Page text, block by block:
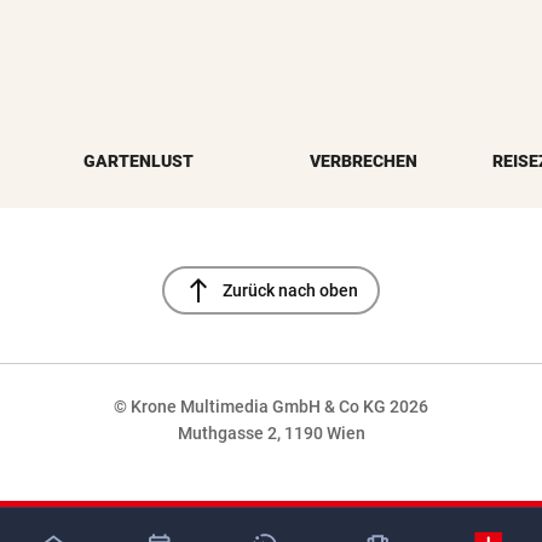
GARTENLUST VERBRECHEN
north Zurück nach oben
© Krone Multimedia GmbH & Co KG 2026
Muthgasse 2, 1190 Wien
NaN%